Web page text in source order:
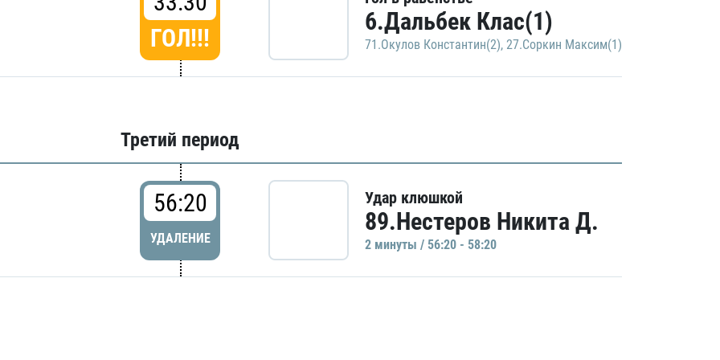
ГОЛ!!!
6.Дальбек Клас(1)
71.Окулов Константин(2), 27.Соркин Максим(1)
Третий период
56:20
УДАЛЕНИЕ
Удар клюшкой
89.Нестеров Никита Д.
2 минуты / 56:20 - 58:20